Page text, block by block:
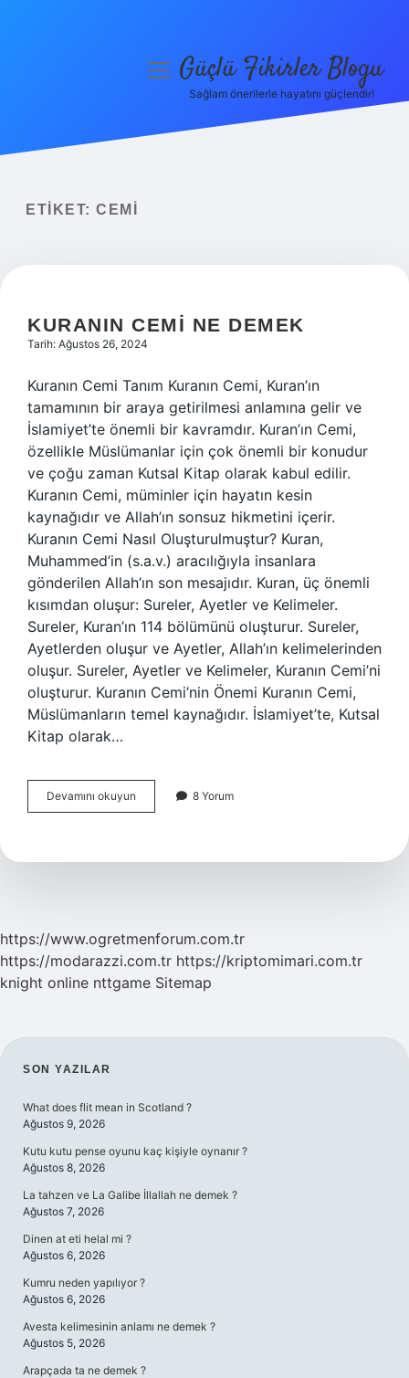
Yasal Uyarı
menüyüGüçlü Fikirler Blogu
Sağlam önerilerle hayatını güçlendir!
ETIKET: CEMI
KURANIN CEMI NE DEMEK
Tarih: Ağustos 26, 2024
Kuranın Cemi Tanım Kuranın Cemi, Kuran’ın
tamamının bir araya getirilmesi anlamına gelir ve
İslamiyet’te önemli bir kavramdır. Kuran’ın Cemi,
özellikle Müslümanlar için çok önemli bir konudur
ve çoğu zaman Kutsal Kitap olarak kabul edilir.
Kuranın Cemi, müminler için hayatın kesin
kaynağıdır ve Allah’ın sonsuz hikmetini içerir.
Kuranın Cemi Nasıl Oluşturulmuştur? Kuran,
Muhammed’in (s.a.v.) aracılığıyla insanlara
gönderilen Allah’ın son mesajıdır. Kuran, üç önemli
kısımdan oluşur: Sureler, Ayetler ve Kelimeler.
Sureler, Kuran’ın 114 bölümünü oluşturur. Sureler,
Ayetlerden oluşur ve Ayetler, Allah’ın kelimelerinden
oluşur. Sureler, Ayetler ve Kelimeler, Kuranın Cemi’ni
oluşturur. Kuranın Cemi’nin Önemi Kuranın Cemi,
Müslümanların temel kaynağıdır. İslamiyet’te, Kutsal
Kitap olarak…
Devamını okuyun
Cemi
8 Yorum
https://www.ogretmenforum.com.tr
https://modarazzi.com.tr https://kriptomimari.com.tr
knight online nttgame Sitemap
SIDEBAR
SON YAZILAR
What does flit mean in Scotland ?
Ağustos 9, 2026
Kutu kutu pense oyunu kaç kişiyle oynanır ?
Ağustos 8, 2026
La tahzen ve La Galibe İllallah ne demek ?
Ağustos 7, 2026
Dinen at eti helal mi ?
Ağustos 6, 2026
Kumru neden yapılıyor ?
Ağustos 6, 2026
Avesta kelimesinin anlamı ne demek ?
Ağustos 5, 2026
Arapçada ta ne demek ?